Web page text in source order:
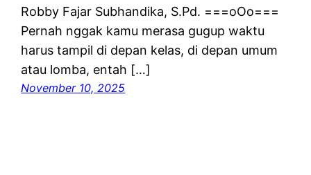
Robby Fajar Subhandika, S.Pd. ===oOo===
Pernah nggak kamu merasa gugup waktu
harus tampil di depan kelas, di depan umum
atau lomba, entah […]
November 10, 2025